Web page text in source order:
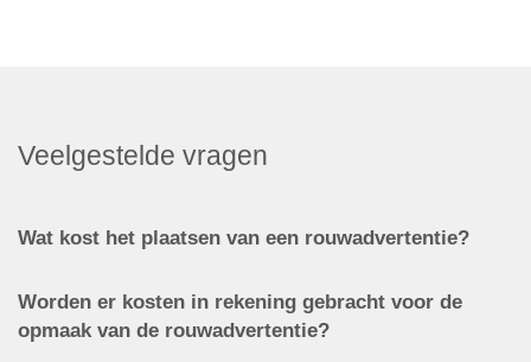
Veelgestelde vragen
Wat kost het plaatsen van een rouwadvertentie?
Worden er kosten in rekening gebracht voor de
opmaak van de rouwadvertentie?